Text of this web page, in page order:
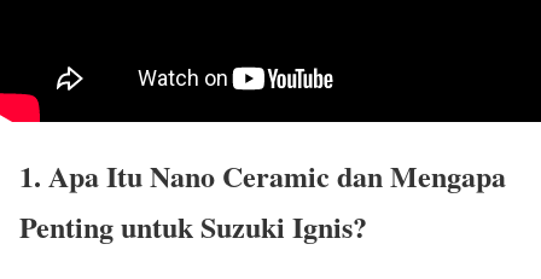
1. Apa Itu Nano Ceramic dan Mengapa
Penting untuk Suzuki Ignis?